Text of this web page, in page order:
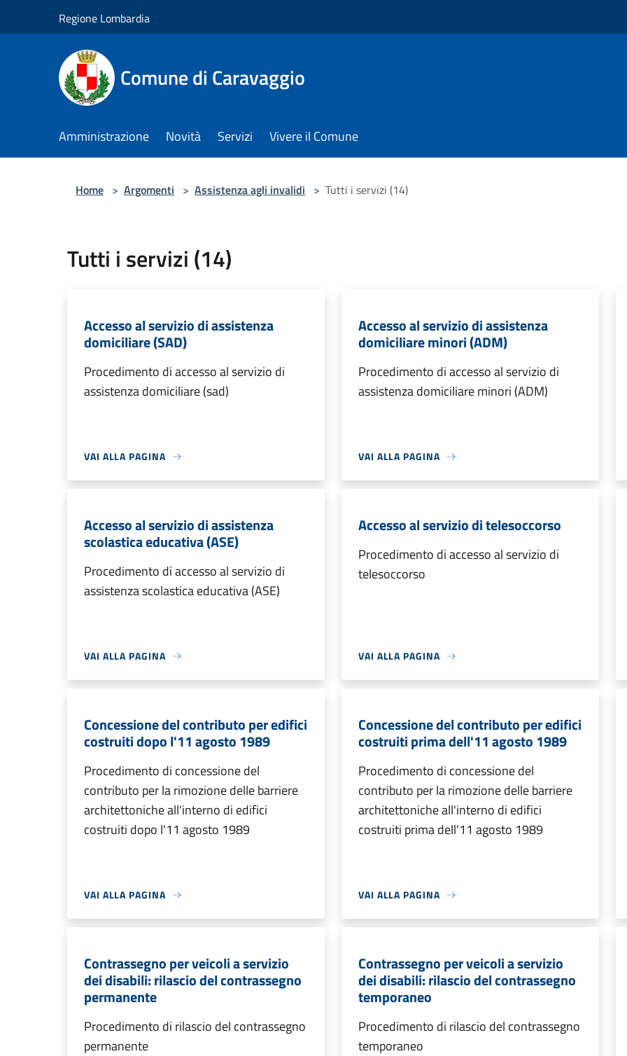
Regione Lombardia
Comune di Caravaggio
Amministrazione Novità Servizi Vivere il Comune
Home > Argomenti > Assistenza agli invalidi > Tutti i servizi (14)
Tutti i servizi (14)
Accesso al servizio di assistenza
domiciliare (SAD)
Procedimento di accesso al servizio di
assistenza domiciliare (sad)
VAI ALLA PAGINA
Accesso al servizio di assistenza
domiciliare minori (ADM)
Procedimento di accesso al servizio di
assistenza domiciliare minori (ADM)
VAI ALLA PAGINA
Accesso al servizio di assistenza
scolastica educativa (ASE)
Procedimento di accesso al servizio di
assistenza scolastica educativa (ASE)
VAI ALLA PAGINA
Accesso al servizio di telesoccorso
Procedimento di accesso al servizio di
telesoccorso
VAI ALLA PAGINA
Concessione del contributo per edifici
costruiti dopo l'11 agosto 1989
Procedimento di concessione del
contributo per la rimozione delle barriere
architettoniche all'interno di edifici
costruiti dopo l'11 agosto 1989
VAI ALLA PAGINA
Concessione del contributo per edifici
costruiti prima dell'11 agosto 1989
Procedimento di concessione del
contributo per la rimozione delle barriere
architettoniche all'interno di edifici
costruiti prima dell'11 agosto 1989
VAI ALLA PAGINA
Contrassegno per veicoli a servizio
dei disabili: rilascio del contrassegno
permanente
Procedimento di rilascio del contrassegno
permanente
Contrassegno per veicoli a servizio
dei disabili: rilascio del contrassegno
temporaneo
Procedimento di rilascio del contrassegno
temporaneo